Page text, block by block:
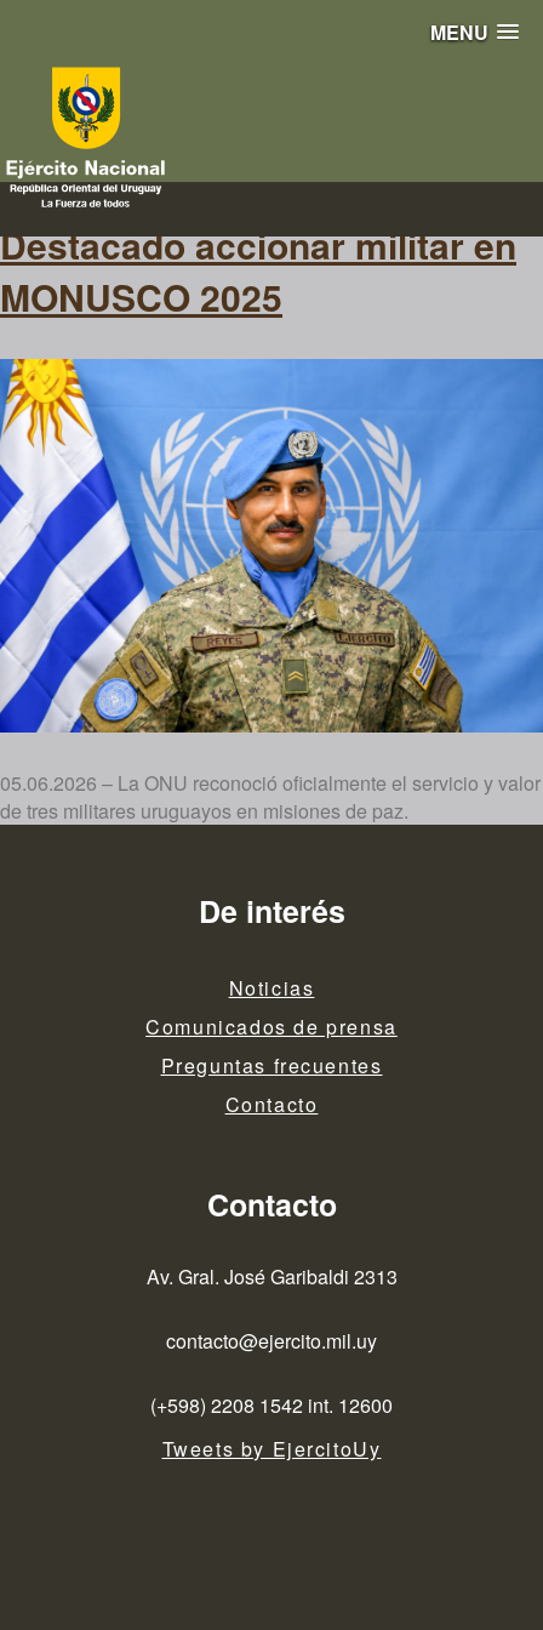
MENU
unidas
Destacado accionar militar en
MONUSCO 2025
05.06.2026 – La ONU reconoció oficialmente el servicio y valor
de tres militares uruguayos en misiones de paz.
De interés
Noticias
Comunicados de prensa
Preguntas frecuentes
Contacto
Contacto
Av. Gral. José Garibaldi 2313
contacto@ejercito.mil.uy
(+598) 2208 1542 int. 12600
Tweets by EjercitoUy